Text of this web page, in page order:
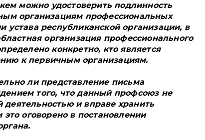
можно удостоверить подлинность
организациям профессиональных
устава республиканской организации, в
организация профессионального
конкретно, кто является
к первичным организациям.
ли представление письма
того, что данный профсоюз не
и вправе хранить
оговорено в постановлении